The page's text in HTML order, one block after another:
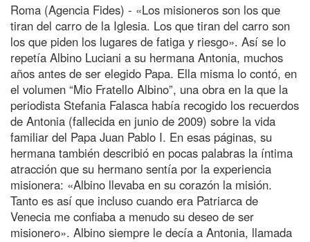
Roma (Agencia Fides) - «Los misioneros son los que
tiran del carro de la Iglesia. Los que tiran del carro son
los que piden los lugares de fatiga y riesgo». Así se lo
repetía Albino Luciani a su hermana Antonia, muchos
años antes de ser elegido Papa. Ella misma lo contó, en
el volumen “Mio Fratello Albino”, una obra en la que la
periodista Stefania Falasca había recogido los recuerdos
de Antonia (fallecida en junio de 2009) sobre la vida
familiar del Papa Juan Pablo I. En esas páginas, su
hermana también describió en pocas palabras la íntima
atracción que su hermano sentía por la experiencia
misionera: «Albino llevaba en su corazón la misión.
Tanto es así que incluso cuando era Patriarca de
Venecia me confiaba a menudo su deseo de ser
misionero». Albino siempre le decía a Antonia, llamada